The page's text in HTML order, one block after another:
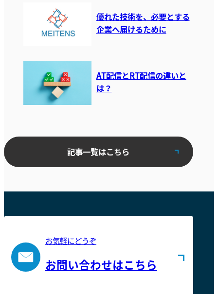
優れた技術を、必要とする
企業へ届けるために
AT配信とRT配信の違いと
は？
記事一覧はこちら
お気軽にどうぞ
お問い合わせはこちら